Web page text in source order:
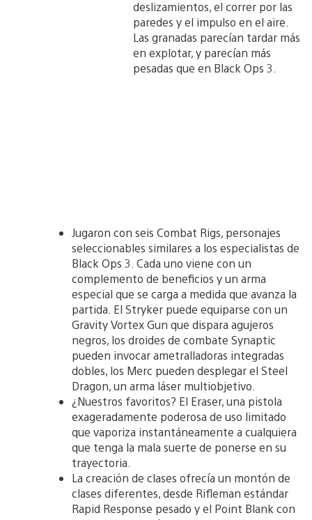
deslizamientos, el correr por las
paredes y el impulso en el aire.
Las granadas parecían tardar más
en explotar, y parecían más
pesadas que en Black Ops 3.
Jugaron con seis Combat Rigs, personajes
seleccionables similares a los especialistas de
Black Ops 3. Cada uno viene con un
complemento de beneficios y un arma
especial que se carga a medida que avanza la
partida. El Stryker puede equiparse con un
Gravity Vortex Gun que dispara agujeros
negros, los droides de combate Synaptic
pueden invocar ametralladoras integradas
dobles, los Merc pueden desplegar el Steel
Dragon, un arma láser multiobjetivo.
¿Nuestros favoritos? El Eraser, una pistola
exageradamente poderosa de uso limitado
que vaporiza instantáneamente a cualquiera
que tenga la mala suerte de ponerse en su
trayectoria.
La creación de clases ofrecía un montón de
clases diferentes, desde Rifleman estándar
Rapid Response pesado y el Point Blank con